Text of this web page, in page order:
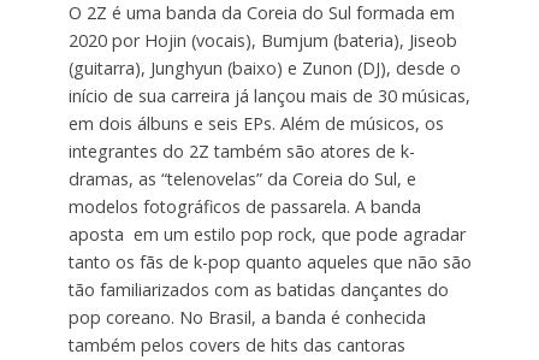
O 2Z é uma banda da Coreia do Sul formada em
2020 por Hojin (vocais), Bumjum (bateria), Jiseob
(guitarra), Junghyun (baixo) e Zunon (DJ), desde o
início de sua carreira já lançou mais de 30 músicas,
em dois álbuns e seis EPs. Além de músicos, os
integrantes do 2Z também são atores de k-
dramas, as “telenovelas” da Coreia do Sul, e
modelos fotográficos de passarela. A banda
aposta em um estilo pop rock, que pode agradar
tanto os fãs de k-pop quanto aqueles que não são
tão familiarizados com as batidas dançantes do
pop coreano. No Brasil, a banda é conhecida
também pelos covers de hits das cantoras